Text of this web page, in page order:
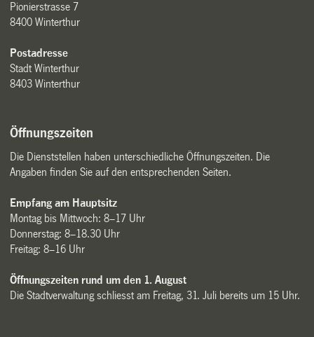
Pionierstrasse 7
8400 Winterthur
Postadresse
Stadt Winterthur
8403 Winterthur
Öffnungszeiten
Die Dienststellen haben unterschiedliche Öffnungszeiten. Die
Angaben finden Sie auf den entsprechenden Seiten.
Empfang am Hauptsitz
Montag bis Mittwoch: 8–17 Uhr
Donnerstag: 8–18.30 Uhr
Freitag: 8–16 Uhr
Öffnungszeiten rund um den 1. August
Die Stadtverwaltung schliesst am Freitag, 31. Juli bereits um 15 Uhr.